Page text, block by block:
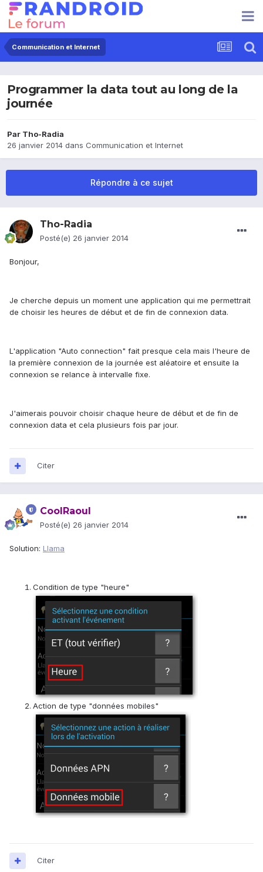
Communication et Internet
Programmer la data tout au long de la
journée
Par Tho-Radia
26 janvier 2014 dans Communication et Internet
Répondre à ce sujet
Tho-Radia
Posté(e) 26 janvier 2014
Bonjour,
Je cherche depuis un moment une application qui me permettrait
de choisir les heures de début et de fin de connexion data.
L'application "Auto connection" fait presque cela mais l'heure de
la première connexion de la journée est aléatoire et ensuite la
connexion se relance à intervalle fixe.
J'aimerais pouvoir choisir chaque heure de début et de fin de
connexion data et cela plusieurs fois par jour.
Citer
CoolRaoul
Posté(e) 26 janvier 2014
Solution: Llama
Condition de type "heure"
Action de type "données mobiles"
Citer